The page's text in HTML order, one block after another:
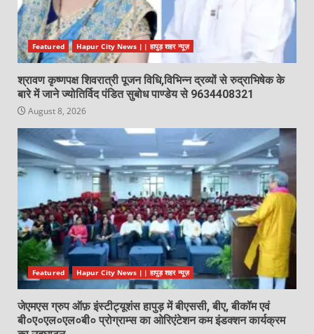
Featured Hapur City News || हापुड़ शहर न्यूज़
श्रावण कृष्णपक्ष शिवरात्री पूजन विधि,विभिन्न द्रव्यों से रुद्राभिषेक के
बारे में जाने ज्योतिर्विद पंडित सुबोध पाण्डेय से 9634408321
August 8, 2026
Featured Hapur City News || हापुड़ शहर न्यूज़
जेएमएस ग्रुप ऑफ़ इंस्टीट्यूशंस हापुड़ में बीएससी, बीए, बीकॉम एवं
बी०ए०एल०एल०बी० प्रोग्राम्स का ओरिएंटेशन कम इंडक्शन कार्यक्रम